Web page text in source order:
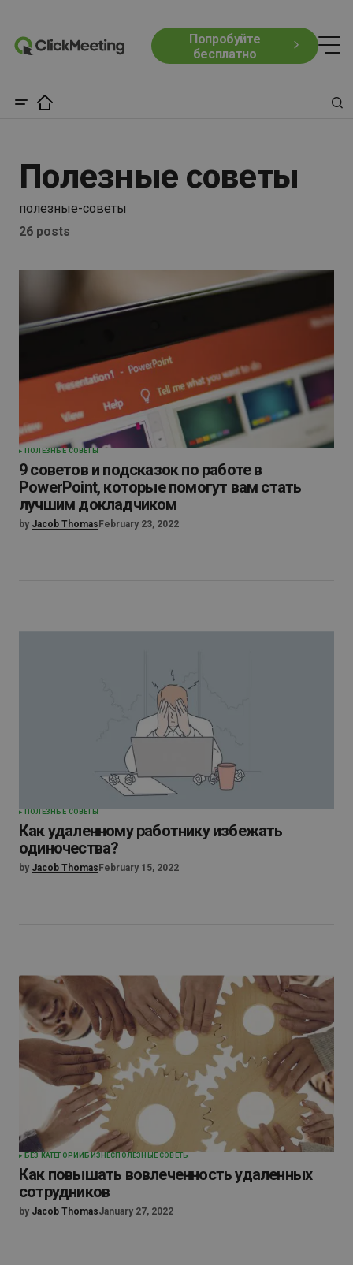
Попробуйте
бесплатно
Полезные советы
полезные-советы
26 posts
ПОЛЕЗНЫЕ СОВЕТЫ
9 советов и подсказок по работе в
PowerPoint, которые помогут вам стать
лучшим докладчиком
by Jacob Thomas February 23, 2022
ПОЛЕЗНЫЕ СОВЕТЫ
Как удаленному работнику избежать
одиночества?
by Jacob Thomas February 15, 2022
БЕЗ КАТЕГОРИИ БИЗНЕС ПОЛЕЗНЫЕ СОВЕТЫ
Как повышать вовлеченность удаленных
сотрудников
by Jacob ThomasJanuary 27, 2022